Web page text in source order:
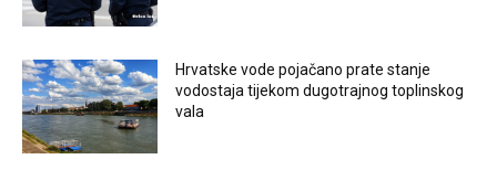
Hrvatske vode pojačano prate stanje
vodostaja tijekom dugotrajnog toplinskog
vala